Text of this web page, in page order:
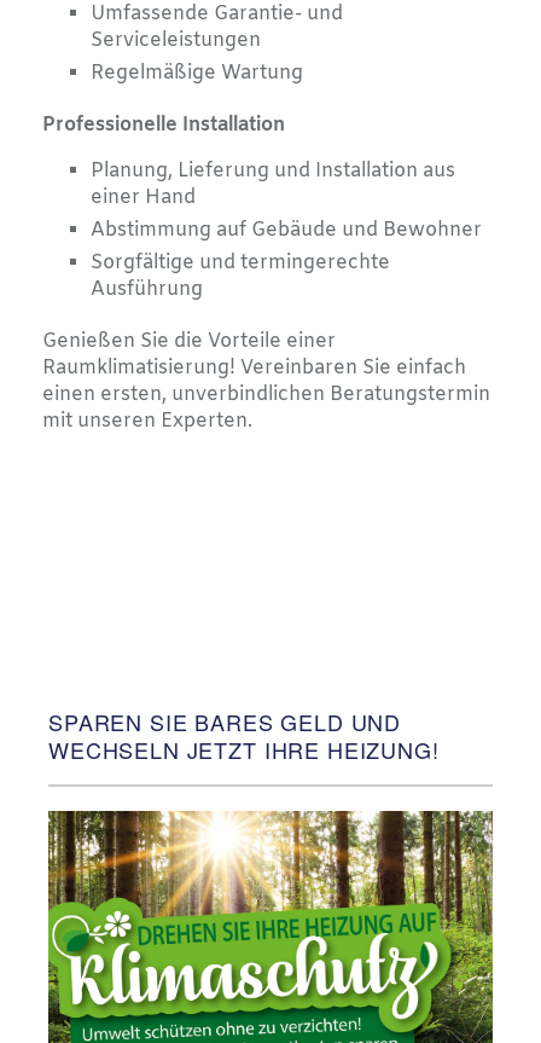
Umfassende Garantie- und
Serviceleistungen
Regelmäßige Wartung
Professionelle Installation
Planung, Lieferung und Installation aus
einer Hand
Abstimmung auf Gebäude und Bewohner
Sorgfältige und termingerechte
Ausführung
Genießen Sie die Vorteile einer
Raumklimatisierung! Vereinbaren Sie einfach
einen ersten, unverbindlichen Beratungstermin
mit unseren Experten.
SPAREN SIE BARES GELD UND
WECHSELN JETZT IHRE HEIZUNG!